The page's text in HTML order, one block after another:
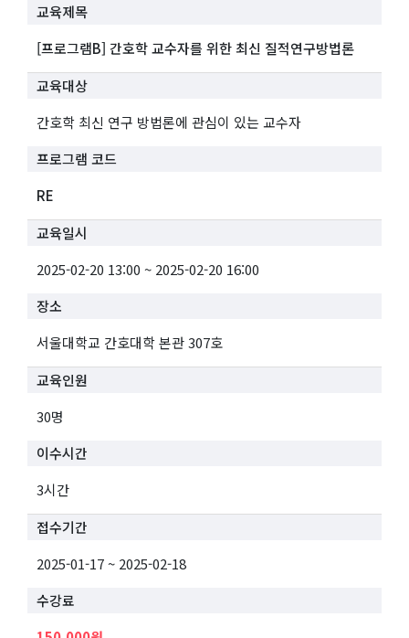
교육제목
[프로그램B] 간호학 교수자를 위한 최신 질적연구방법론
교육대상
간호학 최신 연구 방법론에 관심이 있는 교수자
프로그램 코드
RE
교육일시
2025-02-20 13:00 ~ 2025-02-20 16:00
장소
서울대학교 간호대학 본관 307호
교육인원
30명
이수시간
3시간
접수기간
2025-01-17 ~ 2025-02-18
수강료